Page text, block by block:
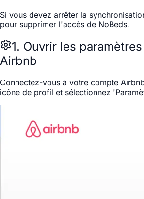
Si vous devez arrêter la
pour supprimer l'accès de NoBeds.
1. Ouvrir les
Airbnb
Connectez-vous à votre compte
icône de profil et sélectionnez